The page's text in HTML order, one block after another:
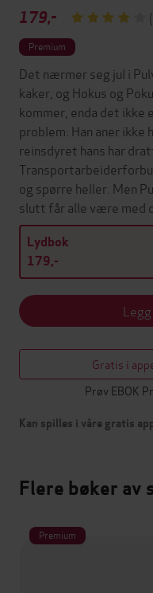
179,-
Premium
Det nærmer seg jul i
kaker, og Hokus og
kommer, enda det ikke
problem: Han aner ikke
reinsdyret hans har
og spørre heller. Men
slutt får alle være med
Lydbok
179,-
Gratis i
Prøv EBOK
Kan spilles i våre gratis
Flere bøker av
Premium